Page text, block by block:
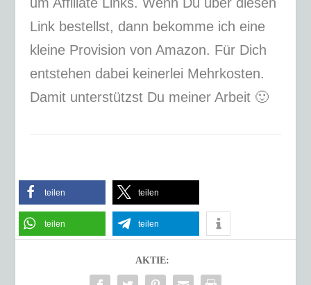
Link bestellst, dann bekomme ich eine
kleine Provision von Amazon. Für Dich
entstehen dabei keinerlei Mehrkosten.
Damit unterstützst Du meiner Arbeit 🙂
teilen teilen
teilen teilen
AKTIE: